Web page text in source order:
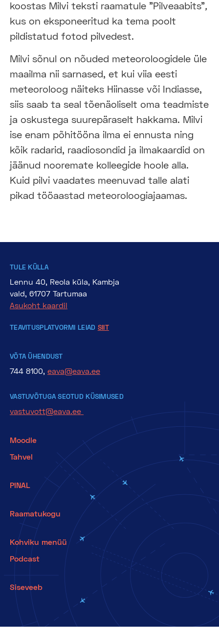
koostas Milvi teksti raamatule "Pilveaabits",
kus on eksponeeritud ka tema poolt
pildistatud fotod pilvedest.
Milvi sõnul on nõuded meteoroloogidele üle
maailma nii sarnased, et kui viia eesti
meteoroloog näiteks Hiinasse või Indiasse,
siis saab ta seal tõenäoliselt oma teadmiste
ja oskustega suurepäraselt hakkama. Milvi
ise enam põhitööna ilma ei ennusta ning
kõik radarid, raadiosondid ja ilmakaardid on
jäänud nooremate kolleegide hoole alla.
Kuid pilvi vaadates meenuvad talle alati
pikad tööaastad meteoroloogiajaamas.
TULE KÜLLA
Lennu 40, Reola küla, Kambja
vald, 61707 Tartumaa
Asukoht kaardil
TEAVITUSPLATVORMI LEIAD SIIT
VÕTA ÜHENDUST
744 8100, eava@eava.ee
VASTUVÕTUGA SEOTUD KÜSIMUSED
vastuvott@eava.ee
Moodle
Tahvel
PINAL
Raamatukogu
Kohviku menüü
Podcast
Siseveeb